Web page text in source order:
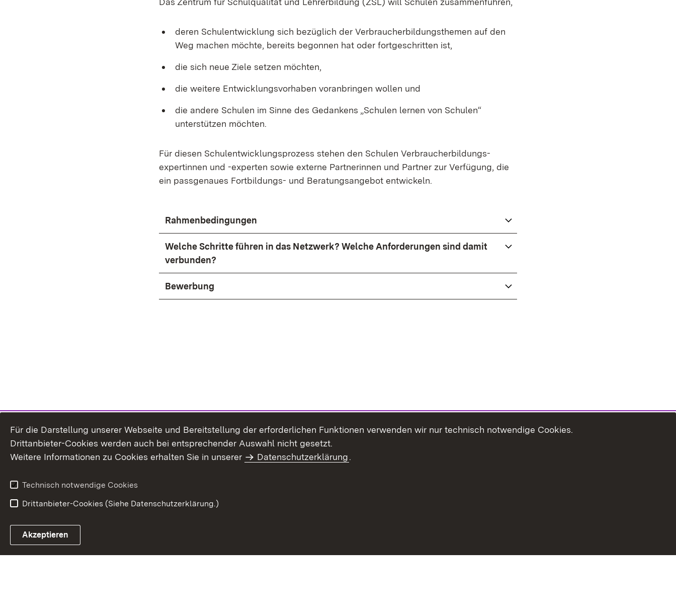
deren Schulentwicklung sich bezüglich der Verbraucherbildungsthemen auf den
Weg machen möchte, bereits begonnen hat oder fortgeschritten ist,
die sich neue Ziele setzen möchten,
die weitere Entwicklungsvorhaben voranbringen wollen und
die andere Schulen im Sinne des Gedankens „Schulen lernen von Schulen“
unterstützen möchten.
Für diesen Schulentwicklungsprozess stehen den Schulen Verbraucherbildungs­
expertinnen und -experten sowie externe Partnerinnen und Partner zur Verfügung, die
ein passgenaues Fortbildungs- und Beratungsangebot entwickeln.
Rahmenbedingungen
Welche Schritte führen in das Netzwerk? Welche Anforderungen sind damit
verbunden?
Bewerbung
Für die Darstellung unserer Webseite und Bereitstellung der erforderlichen Funktionen verwenden wir nur technisch notwendige Cookies.
Drittanbieter-Cookies werden auch bei entsprechender Auswahl nicht gesetzt.
Weitere Informationen zu Cookies erhalten Sie in unserer
Datenschutzerklärung.
Technisch notwendige Cookies
Drittanbieter-Cookies (Siehe Datenschutzerklärung.)
Akzeptieren